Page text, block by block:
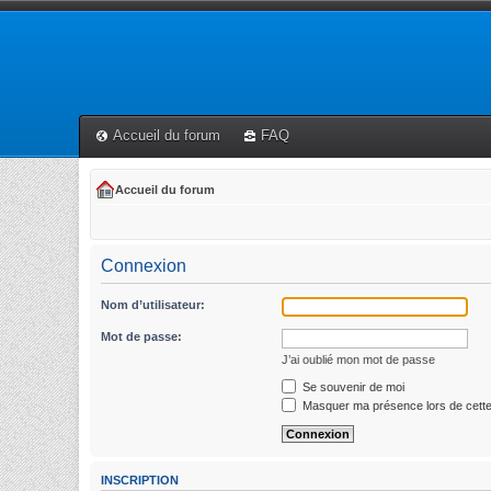
Accueil du forum FAQ
Accueil du forum
Connexion
Nom d’utilisateur:
Mot de passe:
J’ai oublié mon mot de passe
Se souvenir de moi
Masquer ma présence lors de
INSCRIPTION